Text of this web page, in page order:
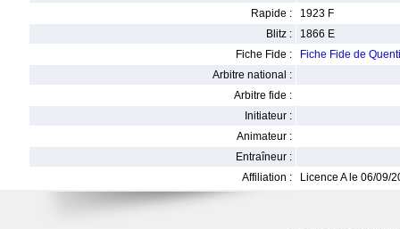
Rapide :
1923 F
Blitz :
1866 E
Fiche Fide :
Fiche Fide de
Arbitre national :
Arbitre fide :
Initiateur :
Animateur :
Entraîneur :
Affiliation :
Licence A le 06/09/